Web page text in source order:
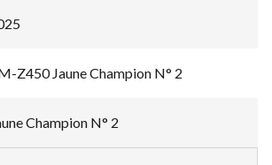
Z450 Jaune Champion N° 2
Champion N° 2